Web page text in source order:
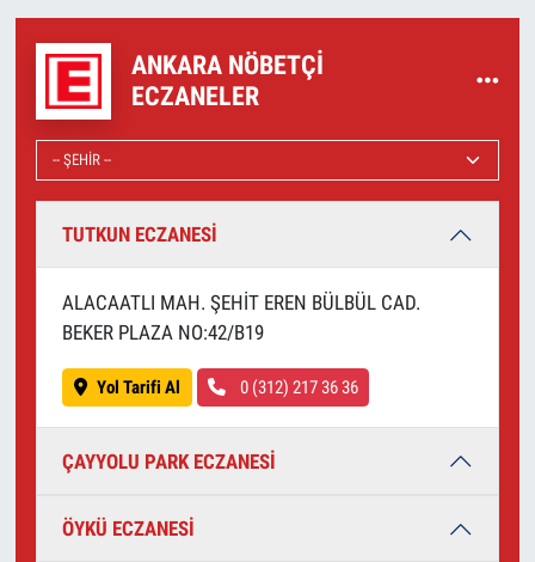
ANKARA NÖBETÇI
ECZANELER
TUTKUN ECZANESİ
ALACAATLI MAH. ŞEHİT EREN BÜLBÜL CAD.
BEKER PLAZA NO:42/B19
Yol Tarifi Al 0 (312) 217 36 36
ÇAYYOLU PARK ECZANESİ
ÖYKÜ ECZANESİ